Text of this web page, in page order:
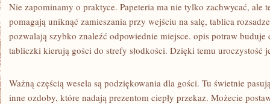
Nie zapominamy o praktyce. Papeteria ma nie tylko zachwycać, ale
pomagają uniknąć zamieszania przy wejściu na salę, tablica
pozwalają szybko znaleźć odpowiednie miejsce. opis potraw
tabliczki kierują gości do strefy słodkości. Dzięki temu uroczystość
Ważną częścią wesela są podziękowania dla gości. Tu świetnie
inne ozdoby, które nadają prezentom ciepły przekaz. Możecie